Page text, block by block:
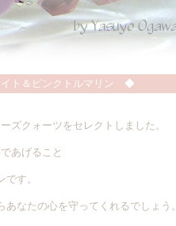
ト＆ピンクトルマリン ◆
クォーツをセレクトしました。
あげること
す。
なたの心を守ってくれるでしょう。